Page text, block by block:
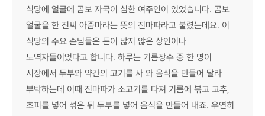
식당에 얼굴에 곰보 자국이 심한 여주인이 있었습니다. 곰보
얼굴을 한 진씨 아줌마라는 뜻의 진마파라고 불렸는데요. 이
식당의 주요 손님들은 돈이 많지 않은 상인이나
노역자들이었다고 합니다. 하루는 기름장수 중 한 명이
시장에서 두부와 약간의 고기를 사 와 음식을 만들어 달라
부탁하는데 이때 진마파가 소고기를 다져 기름에 볶고 고추,
초피를 넣어 섞은 뒤 두부를 넣어 음식을 만들어 내죠. 우연히